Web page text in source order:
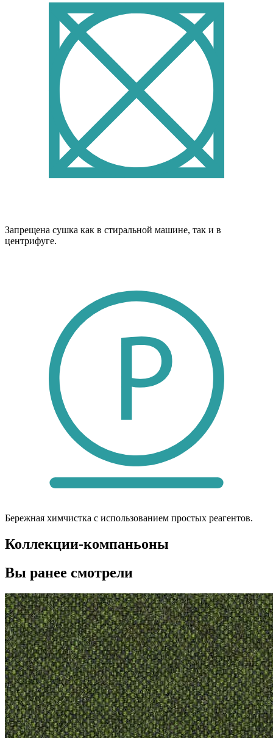
Запрещена сушка как в стиральной машине, так и в
центрифуге.
Бережная химчистка с использованием простых реагентов.
Коллекции-компаньоны
Вы ранее смотрели